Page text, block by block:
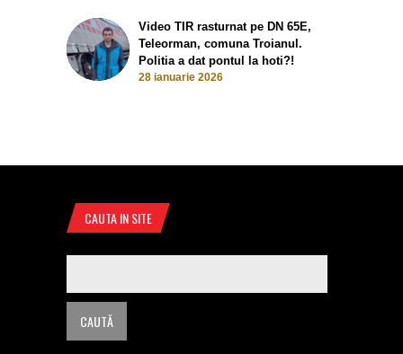
Video TIR rasturnat pe DN 65E,
Teleorman, comuna Troianul.
Politia a dat pontul la hoti?!
28 ianuarie 2026
CAUTA IN SITE